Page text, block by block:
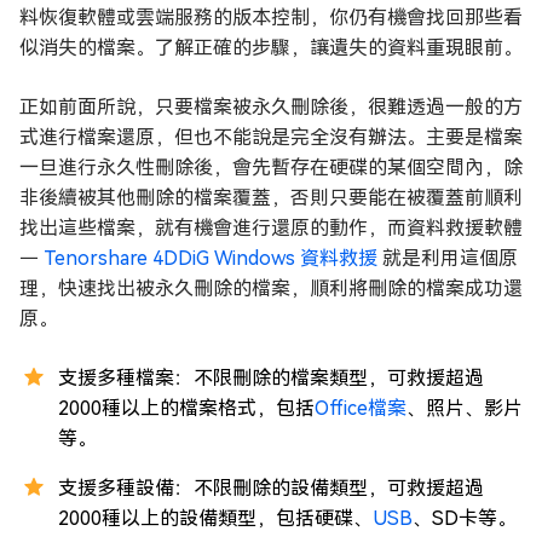
料恢復軟體或雲端服務的版本控制，你仍有機會找回那些看
似消失的檔案。了解正確的步驟，讓遺失的資料重現眼前。
正如前面所說，只要檔案被永久刪除後，很難透過一般的方
式進行檔案還原，但也不能說是完全沒有辦法。主要是檔案
一旦進行永久性刪除後，會先暫存在硬碟的某個空間內，除
非後續被其他刪除的檔案覆蓋，否則只要能在被覆蓋前順利
找出這些檔案，就有機會進行還原的動作，而資料救援軟體
－ Tenorshare 4DDiG Windows 資料救援 就是利用這個原
理，快速找出被永久刪除的檔案，順利將刪除的檔案成功還
原。
支援多種檔案：不限刪除的檔案類型，可救援超過
2000種以上的檔案格式，包括Office檔案、照片、影片
等。
支援多種設備：不限刪除的設備類型，可救援超過
2000種以上的設備類型，包括硬碟、 USB、SD卡等。